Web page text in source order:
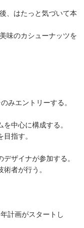
、はたっと気づいて本
味のカシューナッツを
みエントリーする。
中心に構成する。
指す。
ザイナが参加する。
者が行う。
計画がスタートし